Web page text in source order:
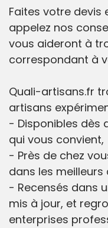
Faites votre devis
appelez nos
vous aideront à
correspondant à
Quali-artisans.fr
artisans
- Disponibles dès
qui vous convient,
- Près de chez
dans les meilleurs
- Recensés dans
mis à jour, et
enterprises